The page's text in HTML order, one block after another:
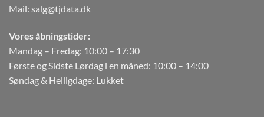
Mail: salg@tjdata.dk
Vores åbningstider:
Mandag – Fredag: 10:00 – 17:30
Første og Sidste Lørdag i en måned: 10:00 – 14:00
Søndag & Helligdage: Lukket